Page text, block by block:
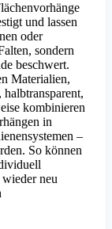
und lassen
oder
sondern
beschwert.
Materialien,
kombinieren
in
–
So können
neu